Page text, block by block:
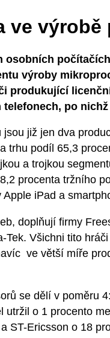
ve výrobě
výroby
produkující
po
již jen dva
trhu podíl 65,3
a trojkou
procenta tržního
iPad a
doplňují firmy
Všichni tito
ve větší míře
se dělí v poměru
o 1 procento
ST-Ericsson o 18